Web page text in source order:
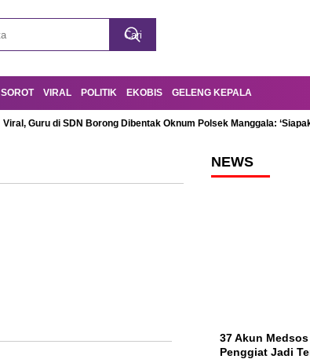
SOROT VIRAL POLITIK EKOBIS GELENG KEPALA
Viral, Guru di SDN Borong Dibentak Oknum Polsek Manggala:
NEWS
37 Akun
Penggiat Jadi